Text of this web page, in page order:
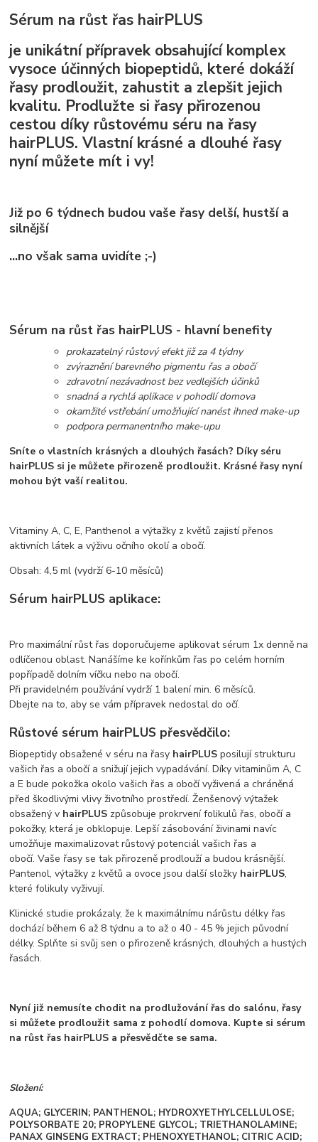
Sérum na růst řas hairPLUS
je unikátní přípravek obsahující komplex
vysoce účinných biopeptidů, které dokáží
řasy prodloužit, zahustit a zlepšit jejich
kvalitu. Prodlužte si řasy přirozenou
cestou díky růstovému séru na řasy
hairPLUS. Vlastní krásné a dlouhé řasy
nyní můžete mít i vy!
Již po 6 týdnech budou vaše řasy delší, hustší a
silnější
...no však sama uvidíte ;-)
Sérum na růst řas hairPLUS - hlavní benefity
prokazatelný růstový efekt již za 4 týdny
zvýraznění barevného pigmentu řas a obočí
zdravotní nezávadnost bez vedlejších účinků
snadná a rychlá aplikace v pohodlí domova
okamžité vstřebání umožňující nanést ihned make-up
podpora permanentního make-upu
Sníte o vlastních krásných a dlouhých řasách? Díky séru
hairPLUS si je můžete přirozeně prodloužit. Krásné řasy nyní
mohou být vaší realitou.
Vitaminy A, C, E, Panthenol a výtažky z květů zajistí přenos
aktivních látek a výživu očního okolí a obočí.
Obsah: 4,5 ml (vydrží 6-10 měsíců)
Sérum hairPLUS aplikace:
Pro maximální růst řas doporučujeme aplikovat sérum 1x denně na
odlíčenou oblast. Nanášíme ke kořínkům řas po celém horním
popřípadě dolním víčku nebo na obočí.
Při pravidelném používání vydrží 1 balení min. 6 měsíců.
Dbejte na to, aby se vám přípravek nedostal do očí.
Růstové sérum hairPLUS přesvědčilo:
Biopeptidy obsažené v séru na řasy hairPLUS posilují strukturu
vašich řas a obočí a snižují jejich vypadávání. Díky vitaminům A, C
a E bude pokožka okolo vašich řas a obočí vyživená a chráněná
před škodlivými vlivy životního prostředí. Ženšenový výtažek
obsažený v hairPLUS způsobuje prokrvení folikulů řas, obočí a
pokožky, která je obklopuje. Lepší zásobování živinami navíc
umožňuje maximalizovat růstový potenciál vašich řas a
obočí. Vaše řasy se tak přirozeně prodlouží a budou krásnější.
Pantenol, výtažky z květů a ovoce jsou další složky hairPLUS,
které folikuly vyživují.
Klinické studie prokázaly, že k maximálnímu nárůstu délky řas
dochází během 6 až 8 týdnu a to až o 40 - 45 % jejich původní
délky. Splňte si svůj sen o přirozeně krásných, dlouhých a hustých
řasách.
Nyní již nemusíte chodit na prodlužování řas do salónu, řasy
si můžete prodloužit sama z pohodlí domova. Kupte si sérum
na růst řas hairPLUS a přesvědčte se sama.
Složení:
AQUA; GLYCERIN; PANTHENOL; HYDROXYETHYLCELLULOSE;
POLYSORBATE 20; PROPYLENE GLYCOL; TRIETHANOLAMINE;
PANAX GINSENG EXTRACT; PHENOXYETHANOL; CITRIC ACID;